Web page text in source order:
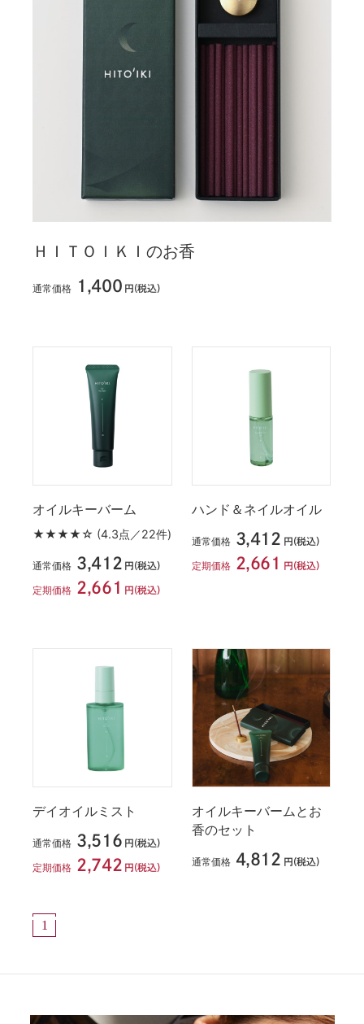
ＨＩＴＯＩＫＩのお香
通常価格 1,400 円(税込)
オイルキーバーム
★★★★☆ (4.3点／22件)
通常価格 3,412 円(税込)
定期価格 2,661 円(税込)
ハンド＆ネイルオイル
通常価格 3,412 円(税込)
定期価格 2,661 円(税込)
デイオイルミスト
通常価格 3,516 円(税込)
定期価格 2,742 円(税込)
オイルキーバームとお
香のセット
通常価格 4,812 円(税込)
1